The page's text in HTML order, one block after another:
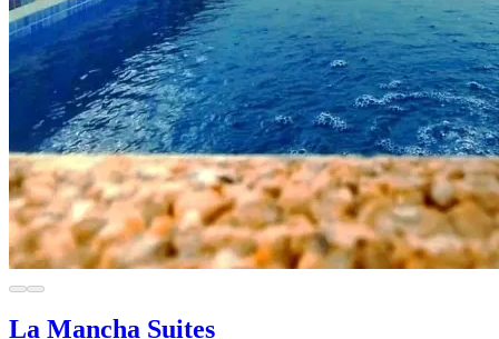
La Mancha Suites